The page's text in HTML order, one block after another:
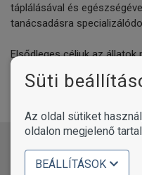
táplálásával és
tanácsadásra
Elsődleges céljuk az
macskák egészségének és
Értékeld a
Süti
Az oldal sütiket
oldalon megjelenő
BEÁLLÍTÁSOK